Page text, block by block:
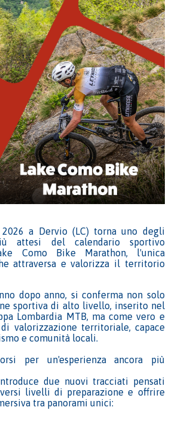
a Dervio (LC) torna uno degli
attesi del calendario sportivo
Como Bike Marathon, l'unica
attraversa e valorizza il territorio
dopo anno, si conferma non solo
sportiva di alto livello, inserito nel
Lombardia MTB, ma come vero e
valorizzazione territoriale, capace
e comunità locali.
per un'esperienza ancora più
due nuovi tracciati pensati
livelli di preparazione e offrire
tra panorami unici: